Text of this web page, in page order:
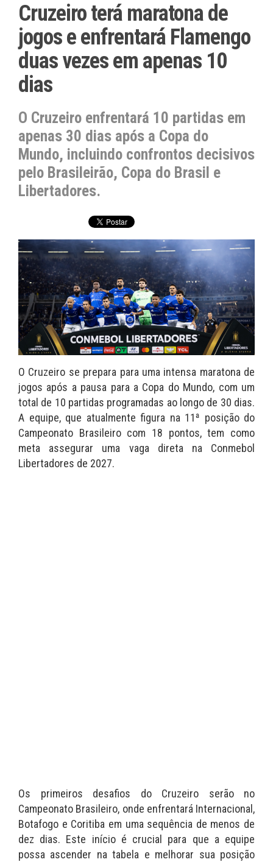
Cruzeiro terá maratona de
jogos e enfrentará Flamengo
duas vezes em apenas 10
dias
O Cruzeiro enfrentará 10 partidas em
apenas 30 dias após a Copa do
Mundo, incluindo confrontos decisivos
pelo Brasileirão, Copa do Brasil e
Libertadores.
O Cruzeiro se prepara para uma intensa maratona de
jogos após a pausa para a Copa do Mundo, com um
total de 10 partidas programadas ao longo de 30 dias.
A equipe, que atualmente figura na 11ª posição do
Campeonato Brasileiro com 18 pontos, tem como
meta assegurar uma vaga direta na Conmebol
Libertadores de 2027.
Os primeiros desafios do Cruzeiro serão no
Campeonato Brasileiro, onde enfrentará Internacional,
Botafogo e Coritiba em uma sequência de menos de
dez dias. Este início é crucial para que a equipe
possa ascender na tabela e melhorar sua posição